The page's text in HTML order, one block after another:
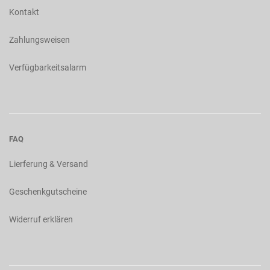
Kontakt
Zahlungsweisen
Verfügbarkeitsalarm
FAQ
Lierferung & Versand
Geschenkgutscheine
Widerruf erklären